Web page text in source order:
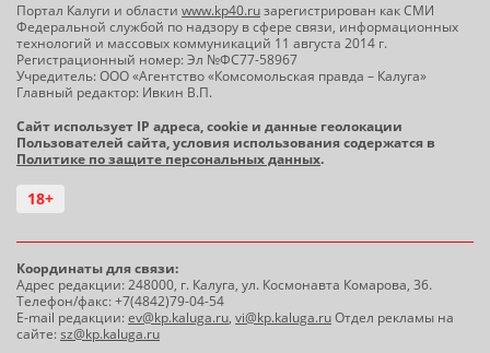
Портал Калуги и области www.kp40.ruзарегистрирован как СМИ
Федеральной службой по надзору в сфере связи, информационных
технологий и массовых коммуникаций 11 августа 2014 г.
Регистрационный номер: Эл №ФС77-58967
Учредитель: ООО «Агентство «Комсомольская правда – Калуга»
Главный редактор: Ивкин В.П.
Сайт использует IP адреса, cookie и данные геолокации
Пользователей сайта, условия использования содержатся в
Политике по защите персональных данных.
18+
Координаты для связи:
Адрес редакции: 248000, г. Калуга, ул. Космонавта Комарова, 36.
Телефон/факс: +7(4842)79-04-54
E-mail редакции:ev@kp.kaluga.ru, vi@kp.kaluga.ruОтдел рекламы на
сайте:sz@kp.kaluga.ru